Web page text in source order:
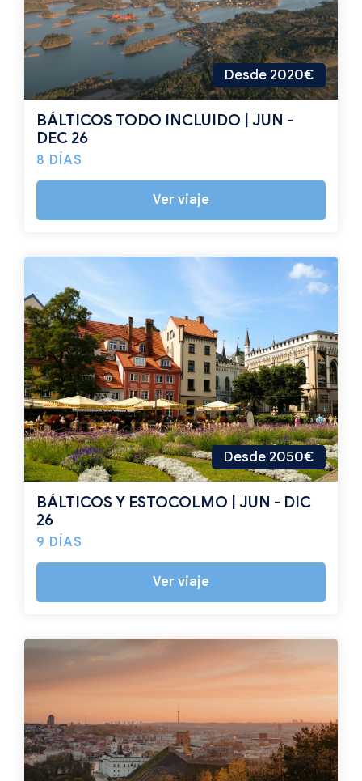
Desde 2020€
BÁLTICOS TODO INCLUIDO | JUN -
DEC 26
8 DÍAS
Ver viaje
Desde 2050€
BÁLTICOS Y ESTOCOLMO | JUN - DIC
26
9 DÍAS
Ver viaje